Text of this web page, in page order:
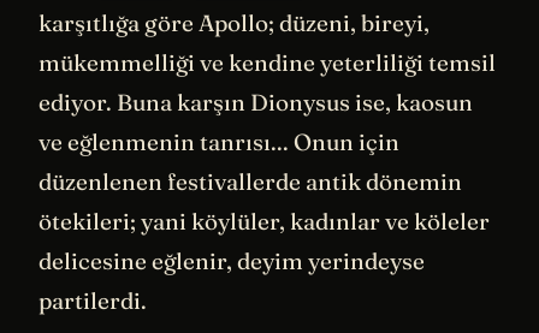
karşıtlığa göre Apollo; düzeni, bireyi,
mükemmelliği ve kendine yeterliliği temsil
ediyor. Buna karşın Dionysus ise, kaosun
ve eğlenmenin tanrısı... Onun için
düzenlenen festivallerde antik dönemin
ötekileri; yani köylüler, kadınlar ve köleler
delicesine eğlenir, deyim yerindeyse
partilerdi.